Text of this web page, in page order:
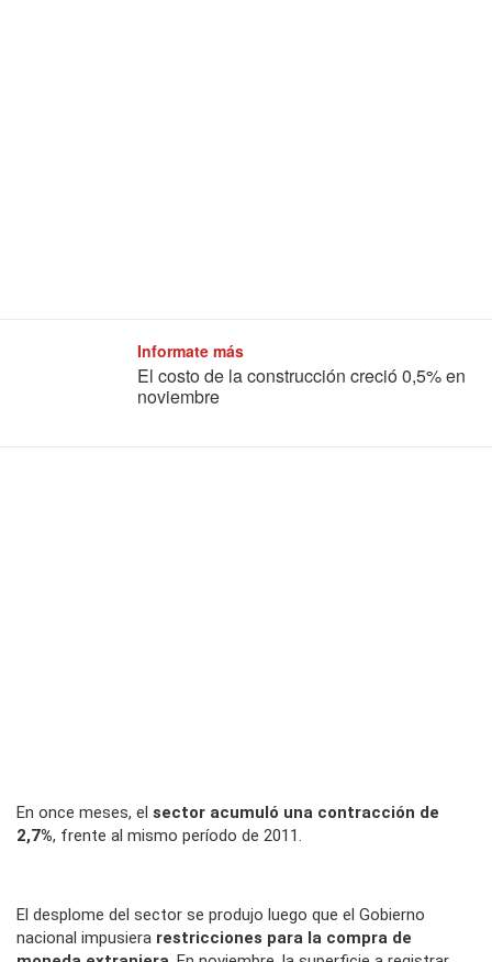
Informate más
El costo de la construcción creció 0,5% en
noviembre
En once meses, el sector acumuló una contracción de
2,7%, frente al mismo período de 2011.
El desplome del sector se produjo luego que el Gobierno
nacional impusiera restricciones para la compra de